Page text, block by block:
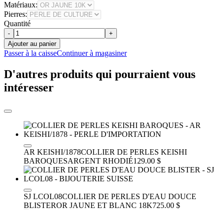
Matériaux:
Pierres:
Quantité
-
+
Ajouter au panier
Passer à la caisseContinuer à magasiner
D'autres produits qui pourraient vous
intéresser
AR KEISHI/1878COLLIER DE PERLES KEISHI
BAROQUESARGENT RHODIÉ129.00 $
SJ LCOL08COLLIER DE PERLES D'EAU DOUCE
BLISTEROR JAUNE ET BLANC 18K725.00 $